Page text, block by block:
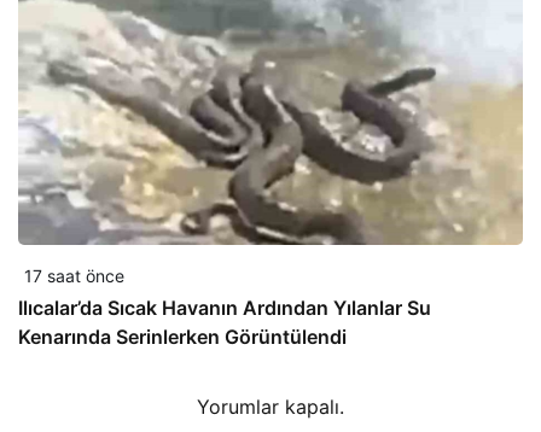
17 saat önce
Ilıcalar’da Sıcak Havanın Ardından Yılanlar Su
Kenarında Serinlerken Görüntülendi
Yorumlar kapalı.